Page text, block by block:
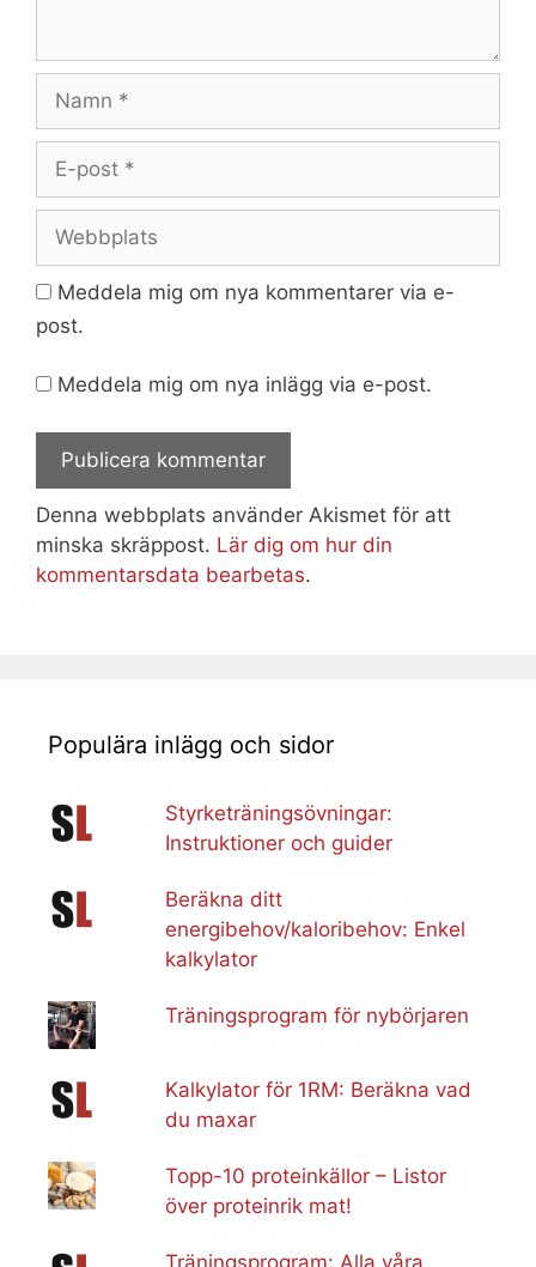
Namn
Webbplats
Meddela mig om nya kommentarer via e-
post.
Meddela mig om nya inlägg via e-post.
Denna webbplats använder Akismet för att
minska skräppost. Lär dig om hur din
kommentarsdata bearbetas.
Populära inlägg och sidor
Styrketräningsövningar:
Instruktioner och guider
Beräkna ditt
energibehov/kaloribehov: Enkel
kalkylator
Träningsprogram för nybörjaren
Kalkylator för 1RM: Beräkna vad
du maxar
Topp-10 proteinkällor – Listor
över proteinrik mat!
Träningsprogram: Alla våra